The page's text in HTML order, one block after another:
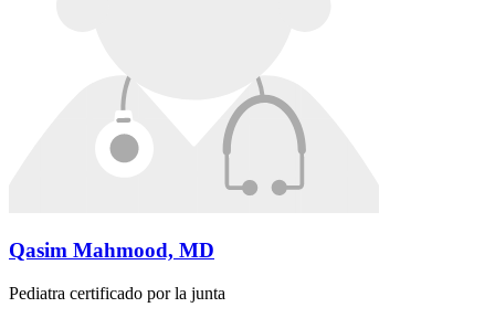
Qasim Mahmood, MD
Pediatra certificado por la junta